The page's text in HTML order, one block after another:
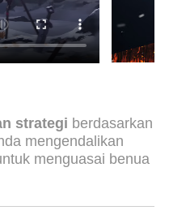
strategi berdasarkan
mengendalikan
menguasai benua